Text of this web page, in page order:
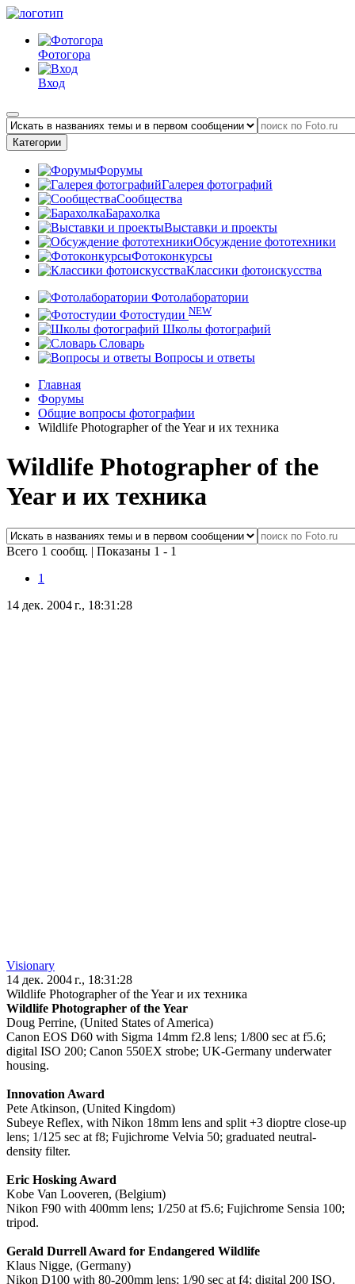
Фотогора
Вход
Категории
Форумы
Галерея фотографий
Сообщества
Барахолка
Выставки и проекты
Обсуждение фототехники
Фотоконкурсы
Классики фотоискусства
Фотолаборатории
Фотостудии NEW
Школы фотографий
Словарь
Вопросы и ответы
Главная
Форумы
Общие вопросы фотографии
Wildlife Photographer of the Year и их техника
Wildlife Photographer of the
Year и их техника
Всего 1 сообщ. | Показаны 1 - 1
1
14 дек. 2004 г., 18:31:28
Visionary
14 дек. 2004 г., 18:31:28
Wildlife Photographer of the Year и их техника
Wildlife Photographer of the Year
Doug Perrine, (United States of America)
Canon EOS D60 with Sigma 14mm f2.8 lens; 1/800 sec at f5.6;
digital ISO 200; Canon 550EX strobe; UK-Germany underwater
housing.
Innovation Award
Pete Atkinson, (United Kingdom)
Subeye Reflex, with Nikon 18mm lens and split +3 dioptre close-up
lens; 1/125 sec at f8; Fujichrome Velvia 50; graduated neutral-
density filter.
Eric Hosking Award
Kobe Van Looveren, (Belgium)
Nikon F90 with 400mm lens; 1/250 at f5.6; Fujichrome Sensia 100;
tripod.
Gerald Durrell Award for Endangered Wildlife
Klaus Nigge, (Germany)
Nikon D100 with 80-200mm lens; 1/90 sec at f4; digital 200 ISO.